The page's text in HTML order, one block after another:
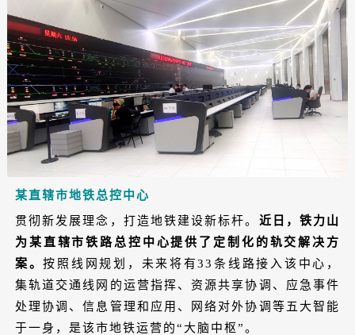
某直辖市地铁总控中心
贯彻新发展理念，打造地铁建设新标杆。 近日，铁力山
为某直辖市铁路总控中心提供了定制化的轨交解决方
案。按照线网规划，未来将有33条线路接入该中心，
集轨道交通线网的运营指挥、资源共享协调、应急事件
处理协调、信息管理和应用、网络对外协调等五大智能
于一身，是该市地铁运营的“大脑中枢”。